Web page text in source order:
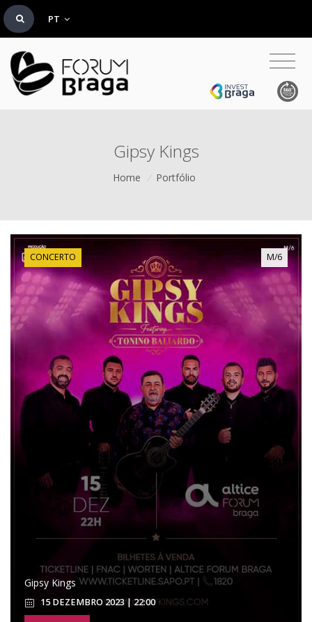
PT
Gipsy Kings
Home / Portfólio
CONCERTO M/6
Gipsy Kings
15 DEZEMBRO 2023 | 22:00